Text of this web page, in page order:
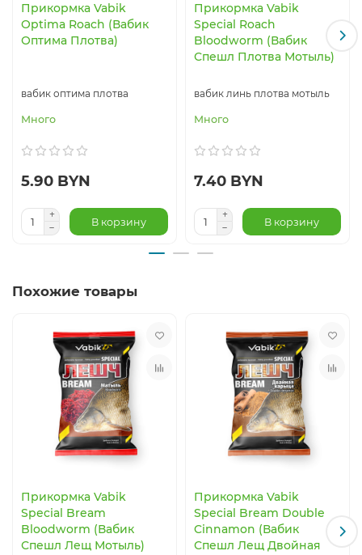
Прикормка Vabik
Optima Roach (Вабик
Оптима Плотва)
вабик оптима плотва
Много
5.90 BYN
В корзину
Прикормка Vabik
Special Roach
Bloodworm (Вабик
Спешл Плотва Мотыль)
вабик линь плотва мотыль
Много
7.40 BYN
В корзину
Похожие товары
Прикормка Vabik
Special Bream
Bloodworm (Вабик
Спешл Лещ Мотыль)
Прикормка Vabik
Special Bream Double
Cinnamon (Вабик
Спешл Лещ Двойная